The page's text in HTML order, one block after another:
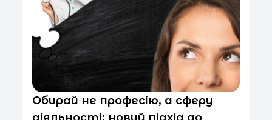
Обирай не професію, а сферу